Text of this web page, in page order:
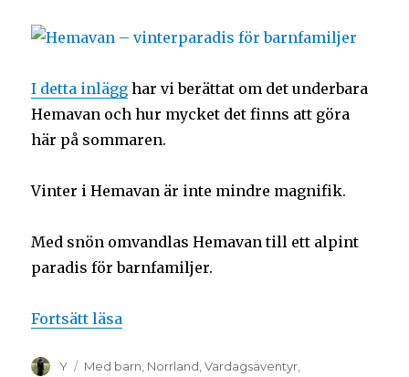
I detta inlägg har vi berättat om det underbara
Hemavan och hur mycket det finns att göra
här på sommaren.
Vinter i Hemavan är inte mindre magnifik.
Med snön omvandlas Hemavan till ett alpint
paradis för barnfamiljer.
Fortsätt läsa
Y Med barn Norrland ,Vardagsäventyr